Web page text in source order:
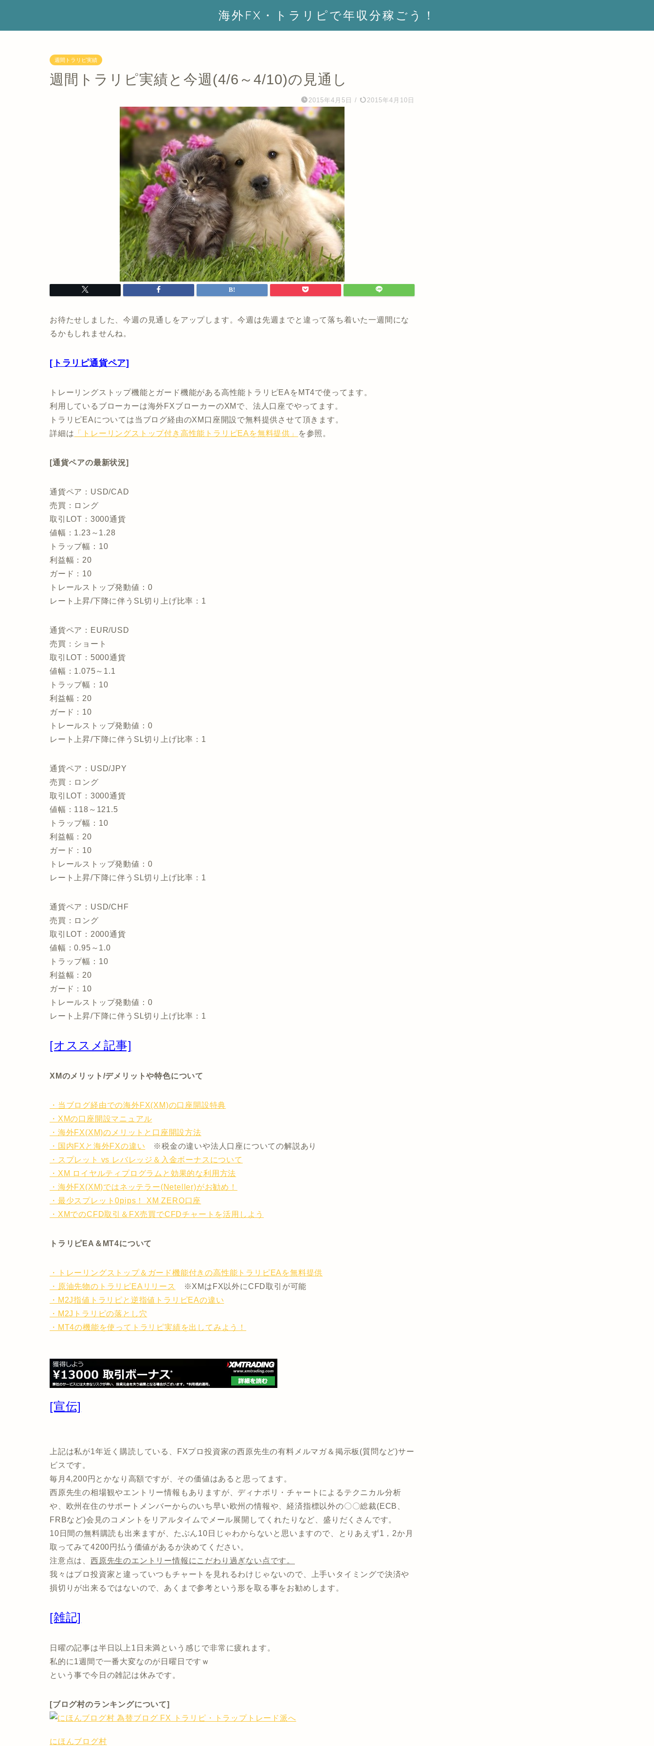
海外FX・トラリピで年収分稼ごう！
週間トラリピ実績
週間トラリピ実績と今週(4/6～4/10)の見通し
2015年4月5日 / 2015年4月10日
お待たせしました、今週の見通しをアップします。今週は先週までと違って落ち着いた一週間にな
るかもしれませんね。
[トラリピ通貨ペア]
トレーリングストップ機能とガード機能がある高性能トラリピEAをMT4で使ってます。
利用しているブローカーは海外FXブローカーのXMで、法人口座でやってます。
トラリピEAについては当ブログ経由のXM口座開設で無料提供させて頂きます。
詳細は 「トレーリングストップ付き高性能トラリピEAを無料提供」 を参照。
[通貨ペアの最新状況]
通貨ペア：USD/CAD
売買：ロング
取引LOT：3000通貨
値幅：1.23～1.28
トラップ幅：10
利益幅：20
ガード：10
トレールストップ発動値：0
レート上昇/下降に伴うSL切り上げ比率：1
通貨ペア：EUR/USD
売買：ショート
取引LOT：5000通貨
値幅：1.075～1.1
トラップ幅：10
利益幅：20
ガード：10
トレールストップ発動値：0
レート上昇/下降に伴うSL切り上げ比率：1
通貨ペア：USD/JPY
売買：ロング
取引LOT：3000通貨
値幅：118～121.5
トラップ幅：10
利益幅：20
ガード：10
トレールストップ発動値：0
レート上昇/下降に伴うSL切り上げ比率：1
通貨ペア：USD/CHF
売買：ロング
取引LOT：2000通貨
値幅：0.95～1.0
トラップ幅：10
利益幅：20
ガード：10
トレールストップ発動値：0
レート上昇/下降に伴うSL切り上げ比率：1
[オススメ記事]
XMのメリット/デメリットや特色について
・当ブログ経由での海外FX(XM)の口座開設特典
・XMの口座開設マニュアル
・海外FX(XM)のメリットと口座開設方法
・国内FXと海外FXの違い ※税金の違いや法人口座についての解説あり
・スプレット vs レバレッジ＆入金ボーナスについて
・XM ロイヤルティプログラムと効果的な利用方法
・海外FX(XM)ではネッテラー(Neteller)がお勧め！
・最少スプレット0pips！ XM ZERO口座
・XMでのCFD取引＆FX売買でCFDチャートを活用しよう
トラリピEA＆MT4について
・トレーリングストップ＆ガード機能付きの高性能トラリピEAを無料提供
・原油先物のトラリピEAリリース
※XMはFX以外にCFD取引が可能
・M2J指値トラリピと逆指値トラリピEAの違い
・M2Jトラリピの落とし穴
・MT4の機能を使ってトラリピ実績を出してみよう！
[宣伝]
上記は私が1年近く購読している、FXプロ投資家の西原先生の有料メルマガ＆掲示板(質問など)サー
ビスです。
毎月4,200円とかなり高額ですが、その価値はあると思ってます。
西原先生の相場観やエントリー情報もありますが、ディナポリ・チャートによるテクニカル分析
や、欧州在住のサポートメンバーからのいち早い欧州の情報や、経済指標以外の〇〇総裁(ECB、
FRBなど)会見のコメントをリアルタイムでメール展開してくれたりなど、盛りだくさんです。
10日間の無料購読も出来ますが、たぶん10日じゃわからないと思いますので、とりあえず1，2か月
取ってみて4200円払う価値があるか決めてください。
注意点は、 西原先生のエントリー情報にこだわり過ぎない点です。
我々はプロ投資家と違っていつもチャートを見れるわけじゃないので、上手いタイミングで決済や
損切りが出来るではないので、あくまで参考という形を取る事をお勧めします。
[雑記]
日曜の記事は半日以上1日未満という感じで非常に疲れます。
私的に1週間で一番大変なのが日曜日ですｗ
という事で今日の雑記は休みです。
[ブログ村のランキングについて]
にほんブログ村